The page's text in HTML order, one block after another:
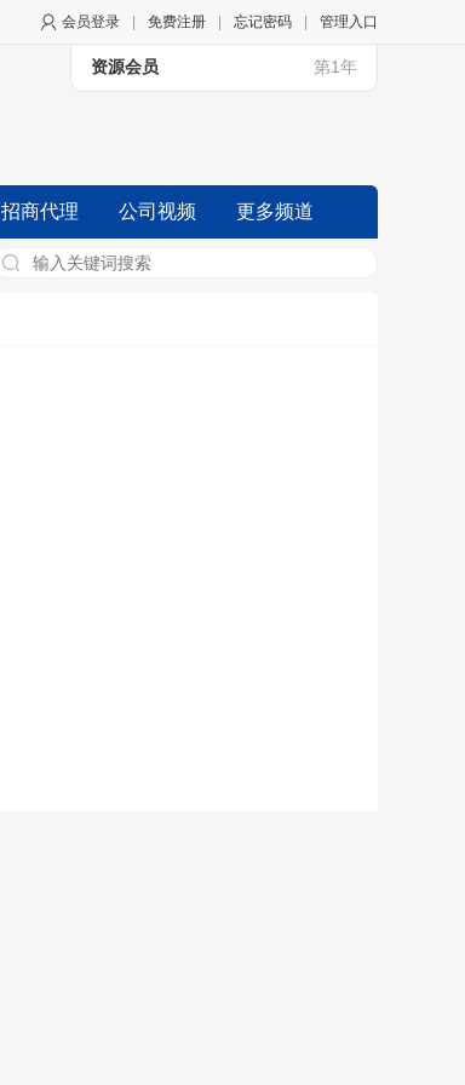
会员登录 免费注册 忘记密码 管理入口
资源会员 第1年
招商代理 公司视频 更多频道